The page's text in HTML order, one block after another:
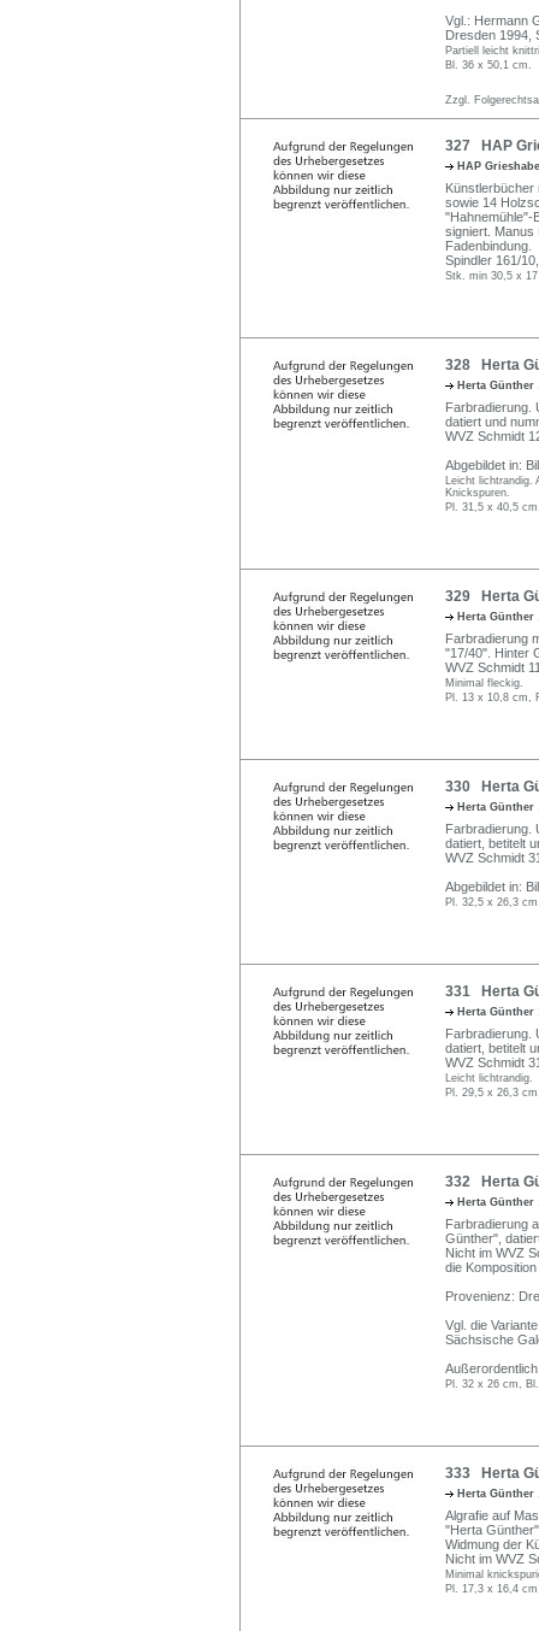
Vgl.: Hermann
Dresden 1994,
Partiell leicht
Bl. 36 x 50,1 cm.
Zzgl.
327 HAP
HAP
Künstlerbücher
sowie 14
"Hahnemühle"-
signiert. Manus
Fadenbindung.
Spindler 161/
Stk. min 30,5 x
328 Herta
Herta Günther
Farbradierung.
datiert und
WVZ Schmidt
Abgebildet in:
Leicht lichtrandig.
Knickspuren.
Pl. 31,5 x 40,5
329 Herta
Herta Günther
Farbradierung
"17/40". Hinter
WVZ Schmidt
Minimal fleckig.
Pl. 13 x 10,8 cm,
330 Herta
Herta Günther
Farbradierung.
datiert, betitelt
WVZ Schmidt
Abgebildet in:
Pl. 32,5 x 26,3
331 Herta
Herta Günther
Farbradierung.
datiert, betitelt
WVZ Schmidt
Leicht lichtrandig.
Pl. 29,5 x 26,3
332 Herta
Herta Günther
Farbradierung
Günther",
Nicht im WVZ
die
Provenienz:
Vgl. die
Sächsische
Pl. 32 x 26 cm,
333 Herta
Herta Günther
Algrafie auf
"Herta
Widmung der
Nicht im WVZ
Minimal
Pl. 17,3 x 16,4